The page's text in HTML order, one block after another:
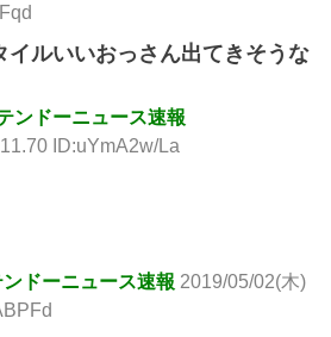
イルいいおっさん出てきそうな
ンドーニュース速報
ID:uYmA2w/La
ドーニュース速報 2019/05/02(木)